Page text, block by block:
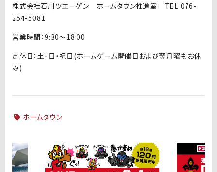
株式会社石川ツエーゲン ホームタウン推進室 TEL 076-
254-5081
営業時間：9:30～18:00
定休日：土・日・祝日(ホームゲーム開催日および翌月曜もお休
み)
ホームタウン